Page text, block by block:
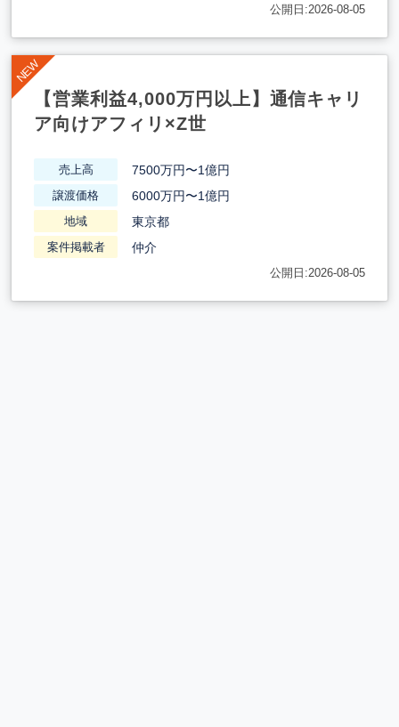
公開日:2026-08-05
【営業利益4,000万円以上】通信キャリ
ア向けアフィリ×Z世
売上高 7500万円〜1億円
譲渡価格 6000万円〜1億円
地域 東京都
案件掲載者 仲介
公開日:2026-08-05